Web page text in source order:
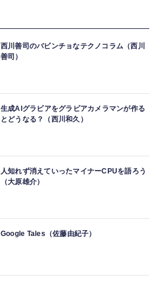
西川善司のバビンチョなテクノコラム（西川
善司）
生成AIグラビアをグラビアカメラマンが作る
とどうなる？（西川和久）
人知れず消えていったマイナーCPUを語ろう
（大原雄介）
Google Tales（佐藤由紀子）